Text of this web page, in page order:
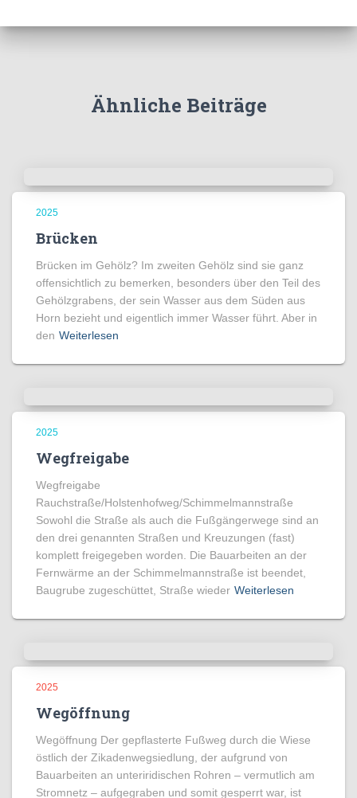
Ähnliche Beiträge
2025
Brücken
Brücken im Gehölz? Im zweiten Gehölz sind sie ganz
offensichtlich zu bemerken, besonders über den Teil des
Gehölzgrabens, der sein Wasser aus dem Süden aus
Horn bezieht und eigentlich immer Wasser führt. Aber in
den Weiterlesen
2025
Wegfreigabe
Wegfreigabe
Rauchstraße/Holstenhofweg/Schimmelmannstraße
Sowohl die Straße als auch die Fußgängerwege sind an
den drei genannten Straßen und Kreuzungen (fast)
komplett freigegeben worden. Die Bauarbeiten an der
Fernwärme an der Schimmelmannstraße ist beendet,
Baugrube zugeschüttet, Straße wieder Weiterlesen
2025
Wegöffnung
Wegöffnung Der gepflasterte Fußweg durch die Wiese
östlich der Zikadenwegsiedlung, der aufgrund von
Bauarbeiten an unteriridischen Rohren – vermutlich am
Stromnetz – aufgegraben und somit gesperrt war, ist